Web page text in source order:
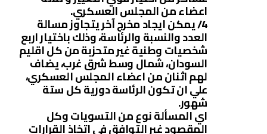
اعضاء من المجلس العسكري.
4/ يمكن ايجاد مخرج آخر يتجاوز مسالة
العدد والنسبة والرئاسة، وذلك باختيار اربع
شخصيات وطنية غير متحزبة من كل اقليم
السودان، شمال وسط شرق غرب، يضاف
لهم اثنان من اعضاء المجلس العسكري،
علي ان تكون الرئاسة دورية كل ستة
شهور.
اي المسألة نوع من التسويات وكل
المقصود غير التوافق في اتخاذ القرارات